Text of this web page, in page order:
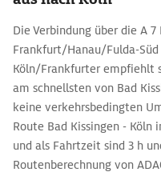
Die Verbindung über die A
Frankfurt/Hanau/Fulda-
Köln/Frankfurter empfiehlt
am schnellsten von Bad
keine verkehrsbedingten
Route Bad Kissingen - Köln
und als Fahrtzeit sind 3 h
Routenberechnung von